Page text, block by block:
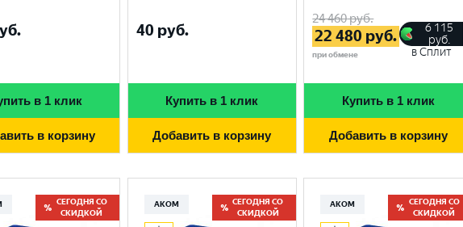
в 1 клик
в корзину
40 руб.
Купить в 1 клик
Добавить в корзину
24 460руб.
22 480 руб.
при обмене
6 115
руб.
в Сплит
Купить в 1 клик
Добавить в корзину
СЕГОДНЯ СО
СКИДКОЙ
АКОМ
СЕГОДНЯ СО
СКИДКОЙ
АКОМ
СЕГОДНЯ СО
СКИДКОЙ